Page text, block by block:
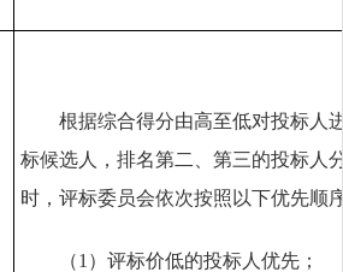
根据综合得分由高至低对投标人
标候选人，排名第二、第三的投标人
时，评标委员会依次按照以下优先顺
（1）评标价低的投标人优先；